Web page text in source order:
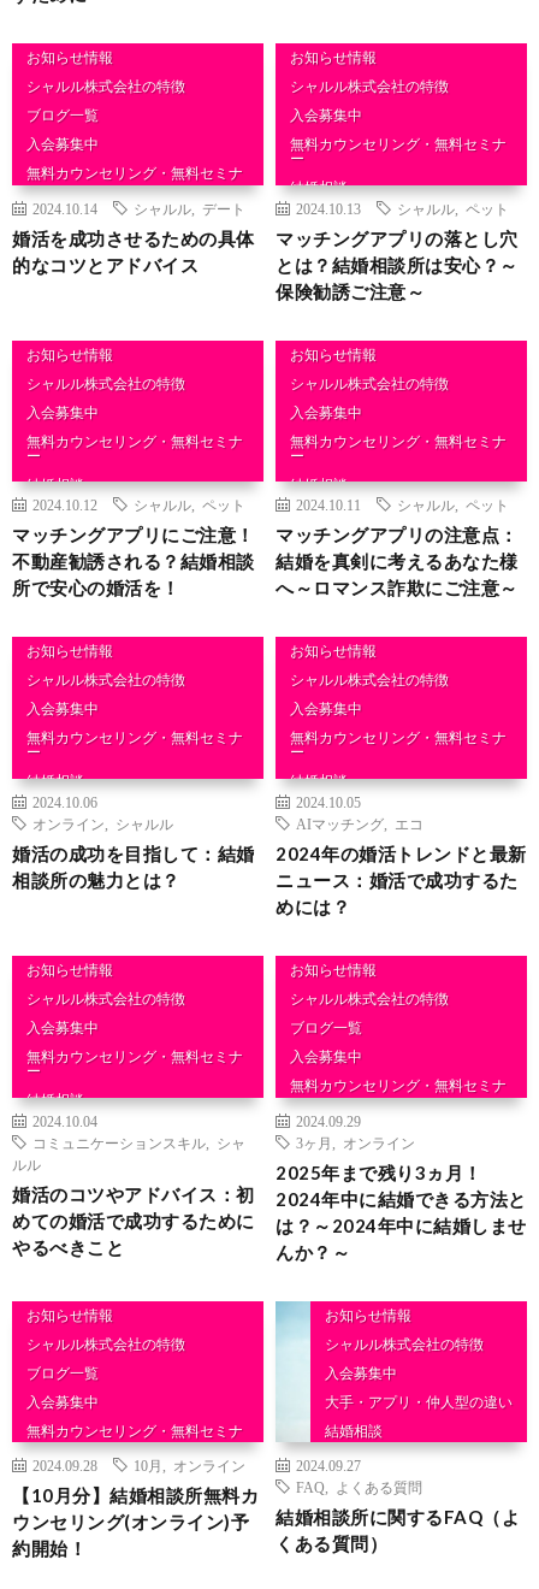
お知らせ情報
シャルル株式会社の特徴
ブログ一覧
入会募集中
無料カウンセリング・無料セミナ
ー
結婚相談
2024.10.14 シャルル デート
婚活を成功させるための具体
的なコツとアドバイス
お知らせ情報
シャルル株式会社の特徴
入会募集中
無料カウンセリング・無料セミナ
ー
結婚相談
2024.10.13 シャルル ペット
マッチングアプリの落とし穴
とは？結婚相談所は安心？～
保険勧誘ご注意～
お知らせ情報
シャルル株式会社の特徴
入会募集中
無料カウンセリング・無料セミナ
ー
結婚相談
2024.10.12 シャルル ペット
マッチングアプリにご注意！
不動産勧誘される？結婚相談
所で安心の婚活を！
お知らせ情報
シャルル株式会社の特徴
入会募集中
無料カウンセリング・無料セミナ
ー
結婚相談
2024.10.11 シャルル ペット
マッチングアプリの注意点：
結婚を真剣に考えるあなた様
へ～ロマンス詐欺にご注意～
お知らせ情報
シャルル株式会社の特徴
入会募集中
無料カウンセリング・無料セミナ
ー
結婚相談
2024.10.06
オンライン
シャルル
婚活の成功を目指して：結婚
相談所の魅力とは？
お知らせ情報
シャルル株式会社の特徴
入会募集中
無料カウンセリング・無料セミナ
ー
結婚相談
2024.10.05
AIマッチング
エコ
2024年の婚活トレンドと最新
ニュース：婚活で成功するた
めには？
お知らせ情報
シャルル株式会社の特徴
入会募集中
無料カウンセリング・無料セミナ
ー
結婚相談
2024.10.04
コミュニケーションスキル
シャ
ルル
婚活のコツやアドバイス：初
めての婚活で成功するために
やるべきこと
お知らせ情報
シャルル株式会社の特徴
ブログ一覧
入会募集中
無料カウンセリング・無料セミナ
ー
結婚相談
2024.09.29
3ヶ月
オンライン
2025年まで残り3ヵ月！
2024年中に結婚できる方法と
は？～2024年中に結婚しませ
んか？～
お知らせ情報
シャルル株式会社の特徴
ブログ一覧
入会募集中
無料カウンセリング・無料セミナ
ー
結婚相談
2024.09.28 10月 オンライン
【10月分】結婚相談所無料カ
ウンセリング(オンライン)予
約開始！
お知らせ情報
シャルル株式会社の特徴
入会募集中
大手・アプリ・仲人型の違い
結婚相談
2024.09.27
FAQ
よくある質問
結婚相談所に関するFAQ（よ
くある質問）